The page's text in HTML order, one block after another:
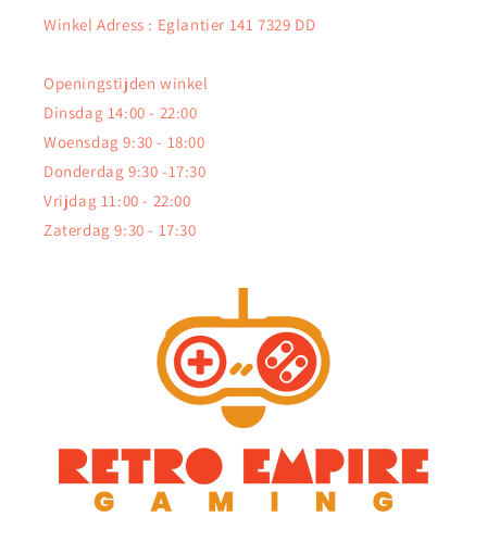
Winkel Adress : Eglantier 141 7329 DD
Openingstijden winkel
Dinsdag 14:00 - 22:00
Woensdag 9:30 - 18:00
Donderdag 9:30 -17:30
Vrijdag 11:00 - 22:00
Zaterdag 9:30 - 17:30